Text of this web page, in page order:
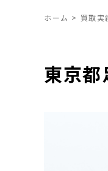
ホーム > 買取実
東京都